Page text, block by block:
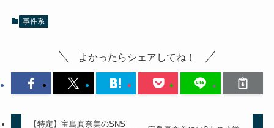
事件系
よかったらシェアしてね！
【特定】宝島真奈美のSNS